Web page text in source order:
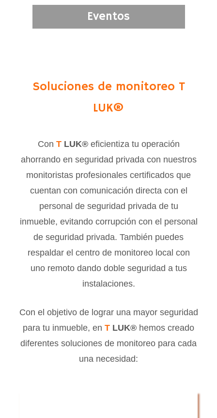
Eventos
Soluciones de monitoreo T
LUK®
Con TLUK®eficientiza tu operación
ahorrando en seguridad privada con nuestros
monitoristas profesionales certificados que
cuentan con comunicación directa con el
personal de seguridad privada de tu
inmueble, evitando corrupción con el personal
de seguridad privada. También puedes
respaldar el centro de monitoreo local con
uno remoto dando doble seguridad a tus
instalaciones.
Con el objetivo de lograr una mayor seguridad
para tu inmueble, en T LUK® hemos creado
diferentes soluciones de monitoreo para cada
una necesidad: